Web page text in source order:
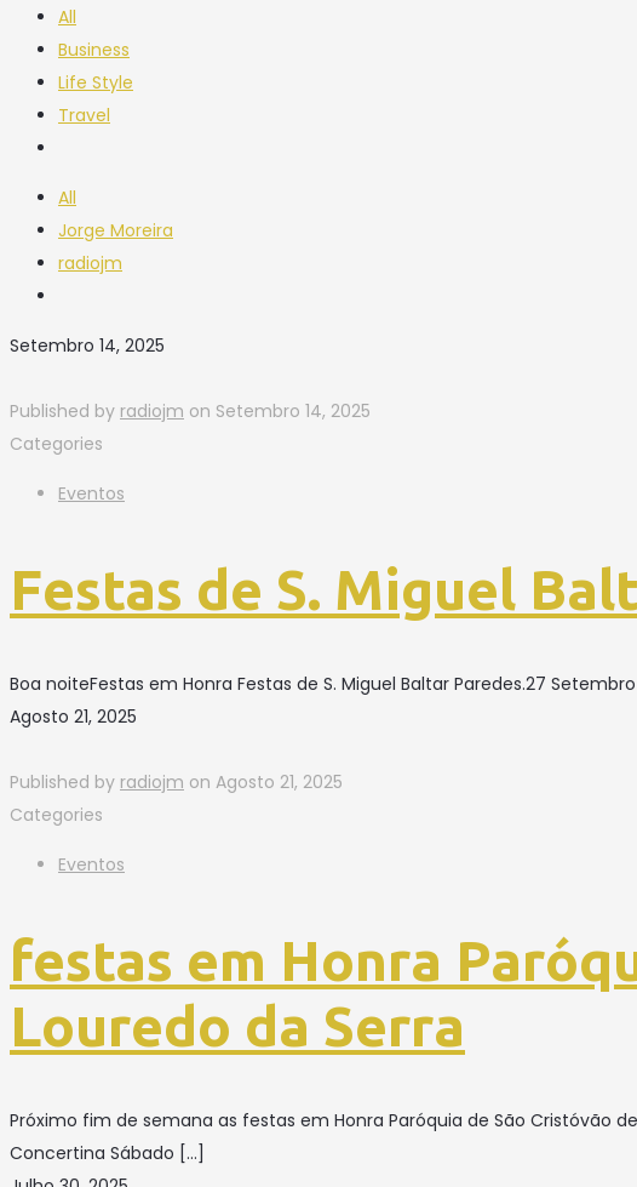
All
Business
Life Style
Travel
All
Jorge Moreira
radiojm
Setembro 14, 2025
Published by radiojm on Setembro 14, 2025
Categories
Eventos
Festas de S. Miguel
Boa noiteFestas em Honra Festas de S. Miguel Baltar Paredes.27
Agosto 21, 2025
Published by radiojm on Agosto 21, 2025
Categories
Eventos
festas em Honra
Louredo da Serra
Próximo fim de semana as festas em Honra Paróquia de São Cristóvão
Concertina Sábado […]